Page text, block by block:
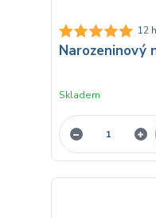
12
Narozeninový
Skladem